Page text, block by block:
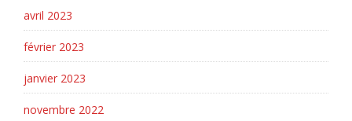
avril 2023
février 2023
janvier 2023
novembre 2022